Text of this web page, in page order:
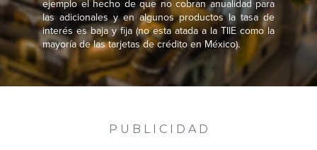
ejemplo el hecho de que no cobran anualidad para
las adicionales y en algunos productos la tasa de
interés es baja y fija (no esta atada a la TIIE como la
mayoría de las tarjetas de crédito en México).
P U B L I C I D A D